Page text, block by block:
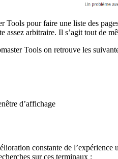
Tools pour faire une liste des
arbitraire. Il s’agit tout de
Tools on retrouve les
d’affichage
constante de
sur ces terminaux :